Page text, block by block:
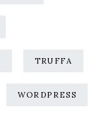
TRUFFA
WORDPRESS